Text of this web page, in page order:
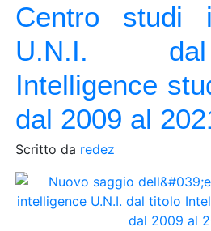
Centro studi
U.N.I.
Intelligence
dal 2009 al
Scritto da redez